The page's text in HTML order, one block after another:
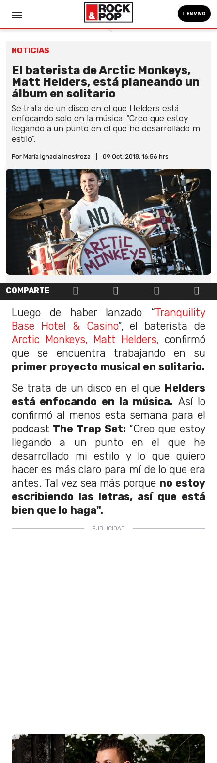
EN VIVO
NOTICIAS
El baterista de Arctic Monkeys,
Matt Helders, está planeando un
álbum en solitario
Se trata de un disco en el que Helders está
enfocando solo en la música. “Creo que estoy
llegando a un punto en el que he desarrollado mi
estilo".
Por María Ignacia Inostroza 09 Oct, 2018. 16:56 hrs
COMPARTE
Luego de haber lanzado “Tranquility
Base Hotel & Casino”, el baterista de
Arctic Monkeys, Matt Helders, confirmó
que se encuentra trabajando en su
primer proyecto musical en solitario.
Se trata de un disco en el que Helders
está enfocando en la música. Así lo
confirmó al menos esta semana para el
podcast The Trap Set: “Creo que estoy
llegando a un punto en el que he
desarrollado mi estilo y lo que quiero
hacer es más claro para mí de lo que era
antes. Tal vez sea más porque no estoy
escribiendo las letras, así que está
bien que lo haga".